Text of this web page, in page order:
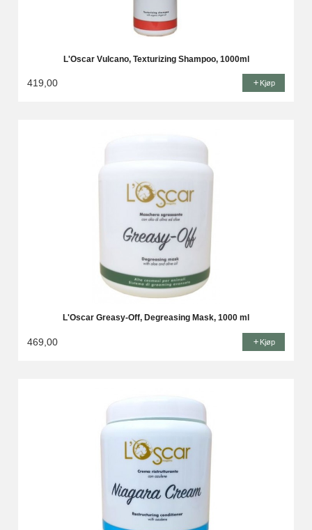
L'Oscar Vulcano, Texturizing Shampoo, 1000ml
419,00 Kjøp
L'Oscar Greasy-Off, Degreasing Mask, 1000 ml
469,00 Kjøp